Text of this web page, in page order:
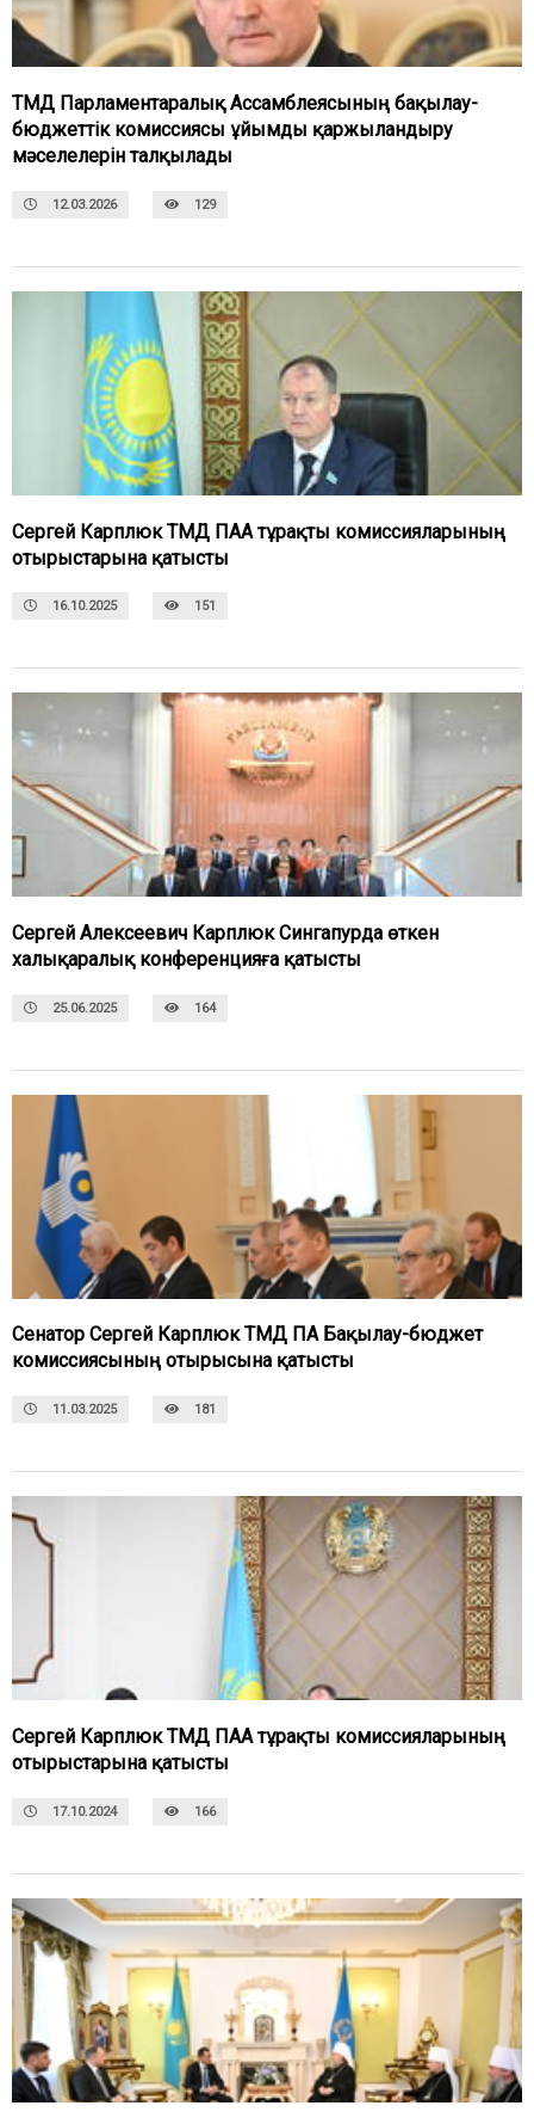
ТМД Парламентаралық Ассамблеясының бақылау-
бюджеттік комиссиясы ұйымды қаржыландыру
мәселелерін талқылады
12.03.2026 129
Сергей Карплюк ТМД ПАА тұрақты комиссияларының
отырыстарына қатысты
16.10.2025 151
Сергей Алексеевич Карплюк Сингапурда өткен
халықаралық конференцияға қатысты
25.06.2025 164
Сенатор Сергей Карплюк ТМД ПА Бақылау-бюджет
комиссиясының отырысына қатысты
11.03.2025 181
Сергей Карплюк ТМД ПАА тұрақты комиссияларының
отырыстарына қатысты
17.10.2024 166